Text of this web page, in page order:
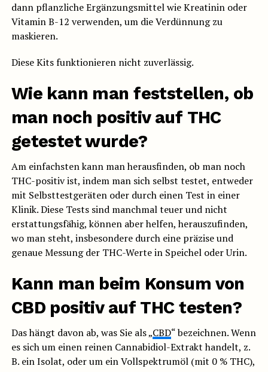
dann pflanzliche Ergänzungsmittel wie Kreatinin oder
Vitamin B-12 verwenden, um die Verdünnung zu
maskieren.
Diese Kits funktionieren nicht zuverlässig.
Wie kann man feststellen, ob
man noch positiv auf THC
getestet wurde?
Am einfachsten kann man herausfinden, ob man noch
THC-positiv ist, indem man sich selbst testet, entweder
mit Selbsttestgeräten oder durch einen Test in einer
Klinik. Diese Tests sind manchmal teuer und nicht
erstattungsfähig, können aber helfen, herauszufinden,
wo man steht, insbesondere durch eine präzise und
genaue Messung der THC-Werte in Speichel oder Urin.
Kann man beim Konsum von
CBD positiv auf THC testen?
Das hängt davon ab, was Sie als „CBD“ bezeichnen. Wenn
es sich um einen reinen Cannabidiol-Extrakt handelt, z.
B. ein Isolat, oder um ein Vollspektrumöl (mit 0 % THC),